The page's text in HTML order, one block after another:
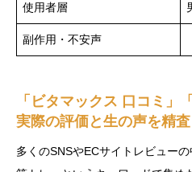
使用者層
副作用・不安声
「ビタマックス 口コミ」
実際の評価と生の声を精査
多くのSNSやECサイトレビュー